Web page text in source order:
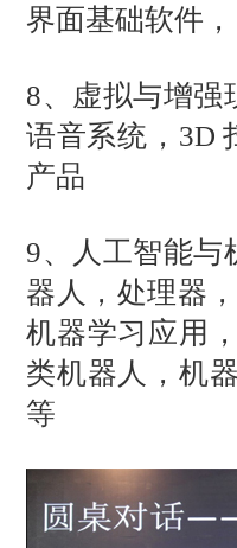
界面基础软件
8、虚拟与增强
语音系统，3D
产品
9、人工智能与
器人，处理器
机器学习应用
类机器人，机
等